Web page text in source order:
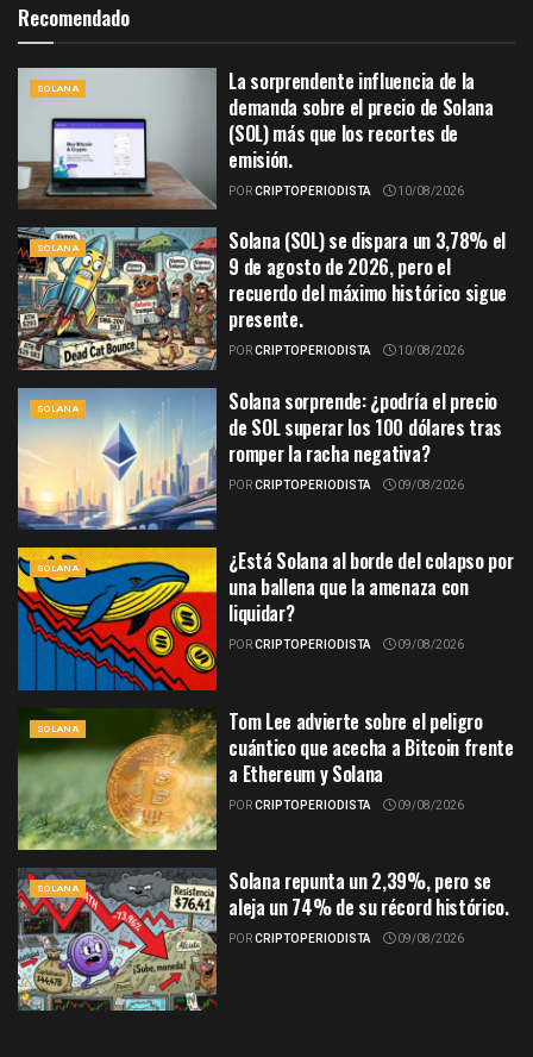
Recomendado
SOLANA
La sorprendente influencia de la
demanda sobre el precio de Solana
(SOL) más que los recortes de
emisión.
PORCRIPTOPERIODISTA 10/08/2026
SOLANA
Solana (SOL) se dispara un 3,78% el
9 de agosto de 2026, pero el
recuerdo del máximo histórico sigue
presente.
PORCRIPTOPERIODISTA 10/08/2026
SOLANA
Solana sorprende: ¿podría el precio
de SOL superar los 100 dólares tras
romper la racha negativa?
PORCRIPTOPERIODISTA 09/08/2026
SOLANA
¿Está Solana al borde del colapso por
una ballena que la amenaza con
liquidar?
PORCRIPTOPERIODISTA 09/08/2026
SOLANA
Tom Lee advierte sobre el peligro
cuántico que acecha a Bitcoin frente
a Ethereum y Solana
PORCRIPTOPERIODISTA 09/08/2026
SOLANA
Solana repunta un 2,39%, pero se
aleja un 74% de su récord histórico.
PORCRIPTOPERIODISTA 09/08/2026